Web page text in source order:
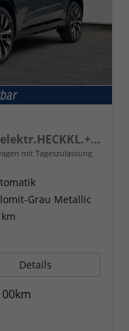
Techno NAVI+LED+KAMERA+elektr.HECKKL.+19"LM
mit Tageszulassung
Grau Metallic
Details